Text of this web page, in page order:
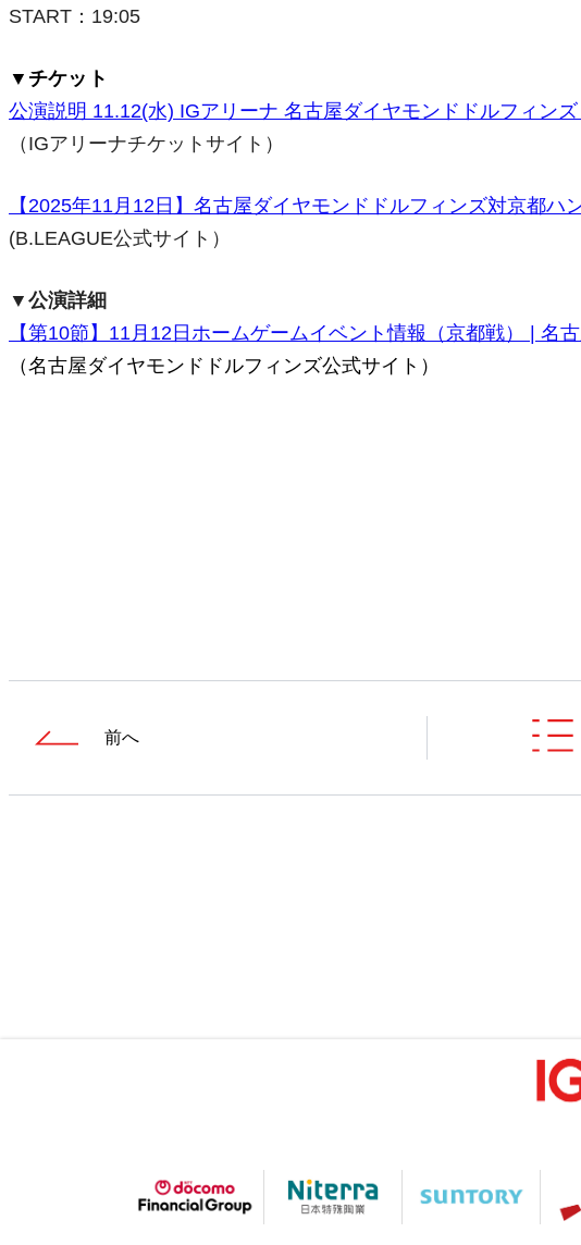
START ： 19:05
▼チケット
公演説明 11.12(水) IGアリーナ 名古屋ダイヤモンドドルフィン
（IGアリーナチケットサイト）
【2025年11月12日】名古屋ダイヤモンドドルフィンズ対京都ハ
(B.LEAGUE公式サイト）
▼公演詳細
【第10節】11月12日ホームゲームイベント情報（京都戦） | 名
（名古屋ダイヤモンドドルフィンズ公式サイト）
前へ